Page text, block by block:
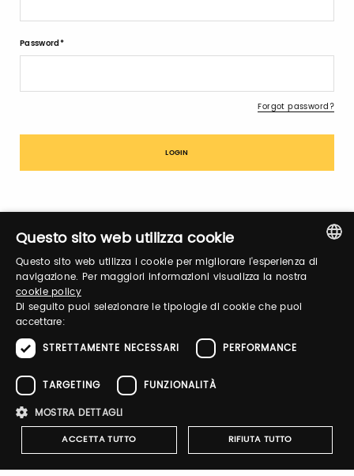
Password
Forgot password?
Sign up
PASTIFICIO participates in the
Taste 2026 digital shop.
Click on the link, and buy its products with a 20%
discount. You will get the discount code, valid from 5
November 2025 to 23 February 2026, after your ticket
purchase!
ITALIAN
Questo sito web utilizza cookie
Questo sito web utilizza i cookie per migliorare l'esperienza di
navigazione. Per maggiori informazioni visualizza la nostra
cookie policy
Di seguito puoi selezionare le tipologie di cookie che puoi
accettare:
STRETTAMENTE NECESSARI
PERFORMANCE
TARGETING
FUNZIONALITÀ
MOSTRA DETTAGLI
ACCETTA TUTTO RIFIUTA TUTTO